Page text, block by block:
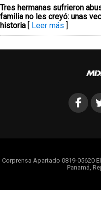
Tres hermanas sufrieron
familia no les creyó: unas
historia [ Leer más ]
Corprensa Apartado 0819-05620
Panamá,